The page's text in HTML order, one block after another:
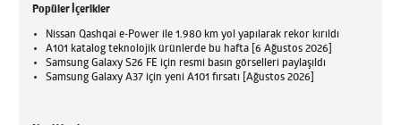
Popüler İçerikler
Nissan Qashqai e-Power ile 1.980 km yol yapılarak rekor kırıldı
A101 katalog teknolojik ürünlerde bu hafta [6 Ağustos 2026]
Samsung Galaxy S26 FE için resmi basın görselleri paylaşıldı
Samsung Galaxy A37 için yeni A101 fırsatı [Ağustos 2026]